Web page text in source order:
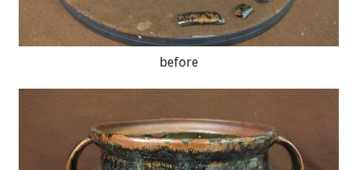
before